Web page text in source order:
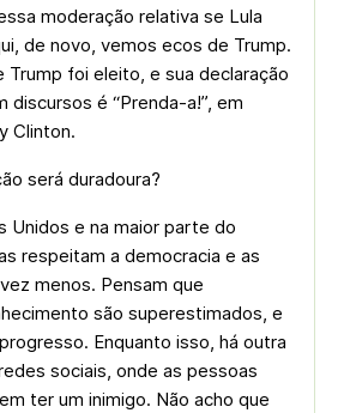
moderação relativa se Lula
de novo, vemos ecos de Trump.
Trump foi eleito, e sua declaração
discursos é “Prenda-a!”, em
Clinton.
será duradoura?
Unidos e na maior parte do
respeitam a democracia e as
menos. Pensam que
são superestimados, e
Enquanto isso, há outra
sociais, onde as pessoas
ter um inimigo. Não acho que